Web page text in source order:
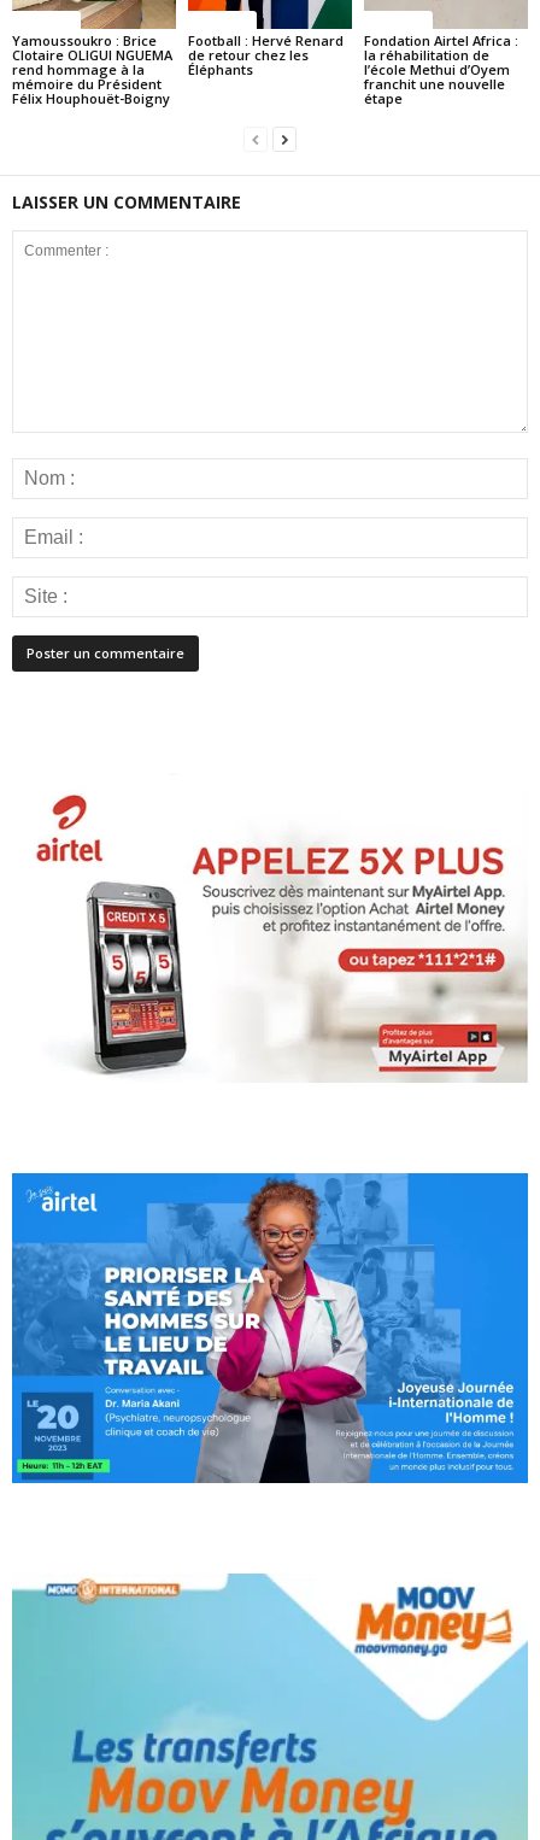
Yamoussoukro : Brice
Clotaire OLIGUI NGUEMA
rend hommage à la
mémoire du Président
Félix Houphouët-Boigny
Football : Hervé Renard
de retour chez les
Éléphants
Fondation Airtel Africa :
la réhabilitation de
l’école Methui d’Oyem
franchit une nouvelle
étape
LAISSER UN COMMENTAIRE